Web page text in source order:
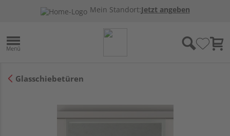
Mein Standort:Jetzt angeben
Glasschiebetüren